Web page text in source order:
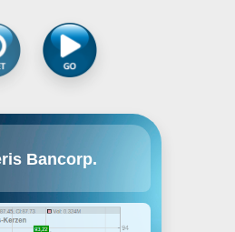
Bancorp.
which through the
provision of banking
to its retail and
It operates